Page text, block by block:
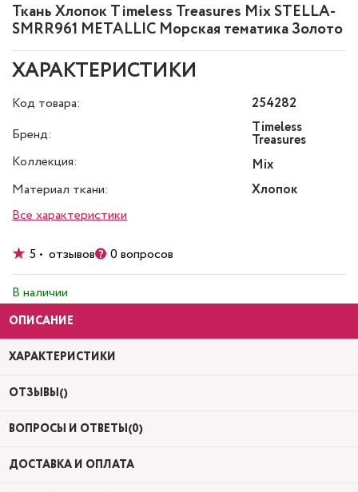
Ткань Хлопок Timeless Treasures Mix STELLA-
SMRR961 METALLIC Морская тематика Золото
ХАРАКТЕРИСТИКИ
Код товара:
254282
Бренд:
Timeless
Treasures
Коллекция:
Mix
Материал ткани:
Хлопок
Все характеристики
5 • отзывов 0 вопросов
В наличии
ОПИСАНИЕ
ХАРАКТЕРИСТИКИ
ОТЗЫВЫ()
ВОПРОСЫ И ОТВЕТЫ(0)
ДОСТАВКА И ОПЛАТА